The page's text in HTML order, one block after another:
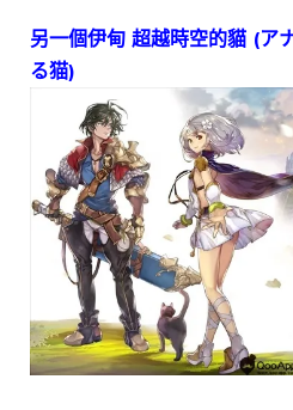
另一個伊甸 超越時空的貓 (ア
る猫)